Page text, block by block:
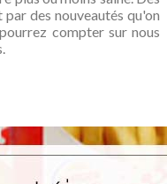
des nouveautés qu'on
compter sur nous